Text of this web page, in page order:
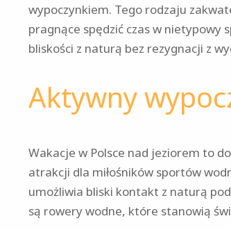
wypoczynkiem. Tego rodzaju
pragnące spędzić czas w nietypowy
bliskości z naturą bez rezygnacji z
Aktywny
Wakacje w Polsce nad jeziorem to
atrakcji dla miłośników sportów
umożliwia bliski kontakt z naturą
są rowery wodne, które stanowią